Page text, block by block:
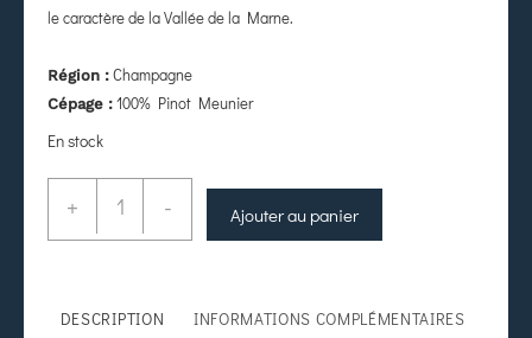
le caractère de la Vallée de la Marne.
Région : Champagne
Cépage : 100% Pinot Meunier
En stock
+ - Ajouter au panier
DESCRIPTION INFORMATIONS COMPLÉMENTAIRES